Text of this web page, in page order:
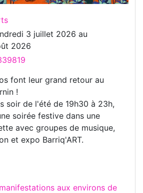
3 juillet 2026 au
2026
font leur grand retour au
!
soir de l'été de 19h30 à 23h,
soirée festive dans une
avec groupes de musique,
et expo Barriq'ART.
aux environs de